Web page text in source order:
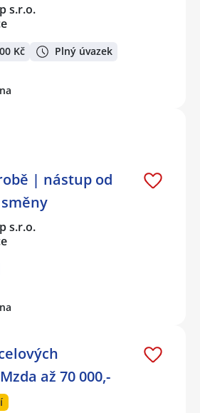
s.r.o.
Kč Plný úvazek
| nástup od
s.r.o.
až 70 000,-